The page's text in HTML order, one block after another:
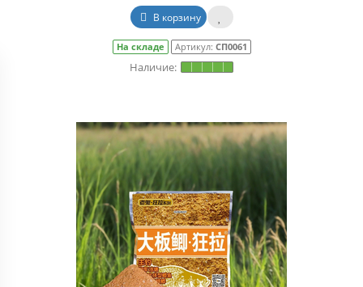
В корзину
На складе Артикул: СП0061